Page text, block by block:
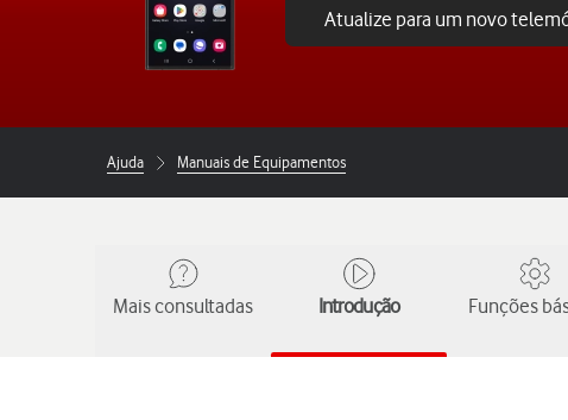
Atualize para um novo
Ajuda Manuais de Equipamentos
Mais consultadas Introdução Funções